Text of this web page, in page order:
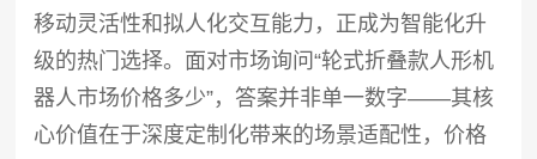
移动灵活性和拟人化交互能力，正成为智能化升
级的热门选择。面对市场询问“轮式折叠款人形机
器人市场价格多少”，答案并非单一数字——其核
心价值在于深度定制化带来的场景适配性，价格